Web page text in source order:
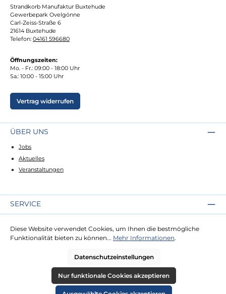
Strandkorb Manufaktur Buxtehude
Gewerbepark Ovelgönne
Carl-Zeiss-Straße 6
21614 Buxtehude
Telefon: 04161 596680
Öffnungszeiten:
Mo. - Fr.: 09:00 - 18:00 Uhr
Sa.: 10:00 - 15:00 Uhr
Vertrag widerrufen
ÜBER UNS
Jobs
Aktuelles
Veranstaltungen
SERVICE
Lieferung
Zahlung
RECHTLICHES
Diese Website verwendet Cookies, um Ihnen die bestmögliche
Funktionalität bieten zu können... Mehr Informationen.
Datenschutzeinstellungen
Nur funktionale Cookies akzeptieren